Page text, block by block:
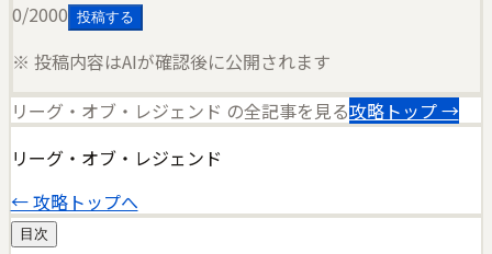
0/2000 投稿する
※ 投稿内容はAIが確認後に公開されます
リーグ・オブ・レジェンド の全記事を見る攻略トップ →
リーグ・オブ・レジェンド
← 攻略トップへ
目次